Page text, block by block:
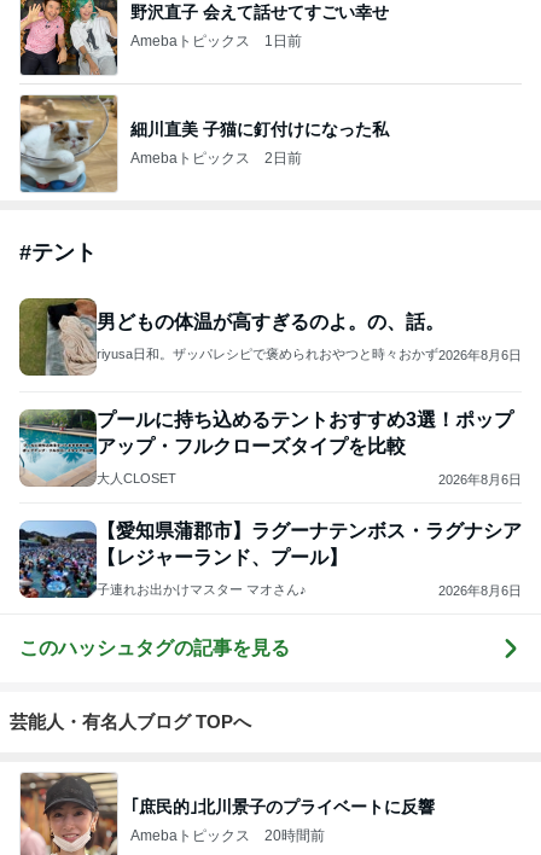
野沢直子 会えて話せてすごい幸せ
Amebaトピックス 1日前
細川直美 子猫に釘付けになった私
Amebaトピックス 2日前
#テント
男どもの体温が高すぎるのよ。の、話。
riyusa日和。ザッパレシピで褒められおやつと時々おかず2026年8月6日
プールに持ち込めるテントおすすめ3選！ポップ
アップ・フルクローズタイプを比較
大人CLOSET 2026年8月6日
【愛知県蒲郡市】ラグーナテンボス・ラグナシア
【レジャーランド、プール】
子連れお出かけマスター マオさん♪ 2026年8月6日
このハッシュタグの記事を見る
芸能人・有名人ブログ TOPへ
｢庶民的｣北川景子のプライベートに反響
Amebaトピックス 20時間前